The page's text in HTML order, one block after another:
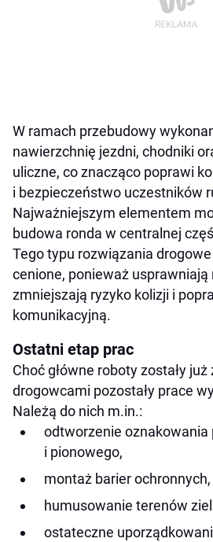
W ramach przebudowy
nawierzchnię jezdni, chodniki
uliczne, co znacząco poprawi
i bezpieczeństwo uczestników
Najważniejszym elementem
budowa ronda w centralnej
Tego typu rozwiązania
cenione, ponieważ usprawniają
zmniejszają ryzyko kolizji i
komunikacyjną.
Ostatni etap prac
Choć główne roboty zostały
drogowcami pozostały prace
Należą do nich m.in.:
odtworzenie oznakowania
i pionowego,
montaż barier ochronnych,
humusowanie terenów
ostateczne